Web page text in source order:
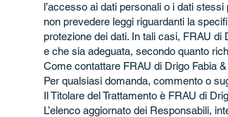
l’accesso ai dati personali o i dati
non prevedere leggi riguardanti la
protezione dei dati. In tali casi, FRAU
e che sia adeguata, secondo quanto
Come contattare FRAU di Drigo Fabia
Per qualsiasi domanda, commento o
Il Titolare del Trattamento è FRAU di
L’elenco aggiornato dei Responsabili,